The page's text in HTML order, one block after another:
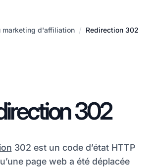
marketing d'affiliation / Redirection 302
302
302 est un code d’état HTTP
page web a été déplacée